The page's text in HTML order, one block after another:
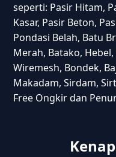
seperti: Pasir Hitam,
Kasar, Pasir Beton,
Pondasi Belah, Batu
Merah, Batako,
Wiremesh, Bondek,
Makadam, Sirdam,
Free Ongkir dan